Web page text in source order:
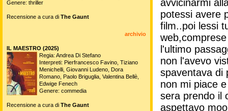
avvicinarmi
potessi avere
film..poi lessi
l'ultimo
non l'avevo
spaventava di
non mi piace
sera prendo il
aspettavo
Genere: thriller
Recensione a cura di The Gaunt
archivio
IL MAESTRO (2025)
Regia: Andrea Di Stefano
Interpreti: Pierfrancesco Favino, Tiziano
Menichelli, Giovanni Ludeno, Dora
Romano, Paolo Briguglia, Valentina Bellè,
Edwige Fenech
Genere: commedia
Recensione a cura di The Gaunt